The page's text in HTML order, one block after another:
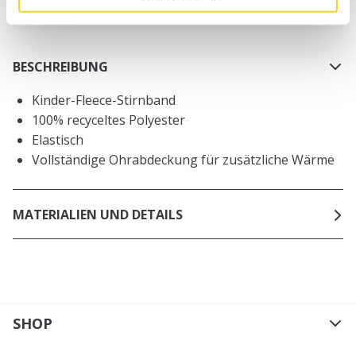
BESCHREIBUNG
Kinder-Fleece-Stirnband
100% recyceltes Polyester
Elastisch
Vollständige Ohrabdeckung für zusätzliche Wärme
MATERIALIEN UND DETAILS
SHOP